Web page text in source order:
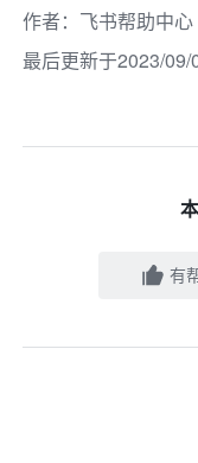
作者： 飞书帮助中心
最后更新于2023/09/
有